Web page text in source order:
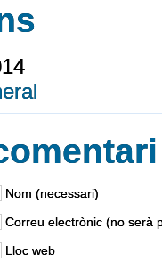
Nom (necessari)
Correu electrònic (no serà
Lloc web